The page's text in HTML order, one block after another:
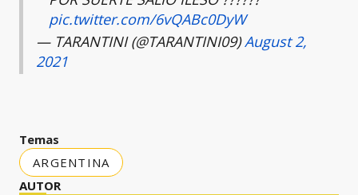
pic.twitter.com/6vQABc0DyW
— TARANTINI (@TARANTINI09)August 2,
2021
Temas
ARGENTINA
AUTOR